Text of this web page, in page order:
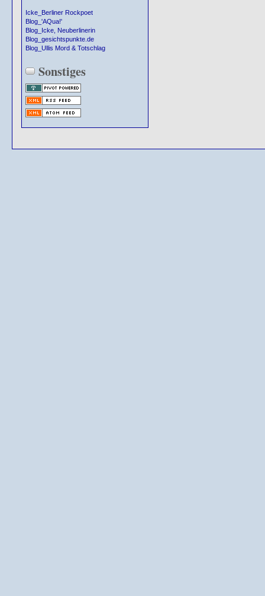
Icke_Berliner Rockpoet
Blog_'AQua!'
Blog_Icke, Neuberlinerin
Blog_gesichtspunkte.de
Blog_Ullis Mord & Totschlag
Sonstiges